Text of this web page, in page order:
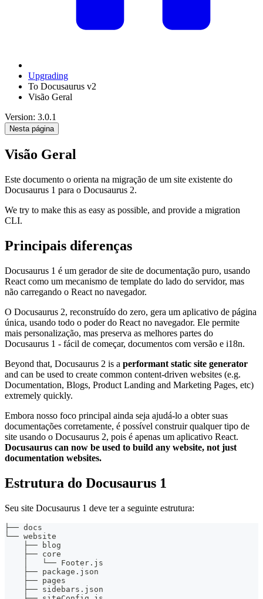
Upgrading
To Docusaurus v2
Visão Geral
Version: 3.0.1
Nesta página
Visão Geral
Este documento o orienta na migração de um site existente do
Docusaurus 1 para o Docusaurus 2.
We try to make this as easy as possible, and provide a migration
CLI.
Principais diferenças
Docusaurus 1 é um gerador de site de documentação puro, usando
React como um mecanismo de template do lado do servidor, mas
não carregando o React no navegador.
O Docusaurus 2, reconstruído do zero, gera um aplicativo de página
única, usando todo o poder do React no navegador. Ele permite
mais personalização, mas preserva as melhores partes do
Docusaurus 1 - fácil de começar, documentos com versão e i18n.
Beyond that, Docusaurus 2 is a performant static site generator
and can be used to create common content-driven websites (e.g.
Documentation, Blogs, Product Landing and Marketing Pages, etc)
extremely quickly.
Embora nosso foco principal ainda seja ajudá-lo a obter suas
documentações corretamente, é possível construir qualquer tipo de
site usando o Docusaurus 2, pois é apenas um aplicativo React.
Docusaurus can now be used to build any website, not just
documentation websites.
Estrutura do Docusaurus 1
Seu site Docusaurus 1 deve ter a seguinte estrutura:
├── docs
└── website
    ├── blog
    ├── core
    │   └── Footer.js
    ├── package.json
    ├── pages
    ├── sidebars.json